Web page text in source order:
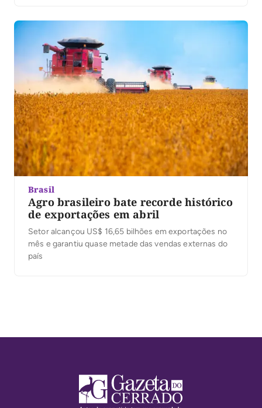
voltados à sustentabilidade, enquanto novos polos
produtivos começam a ganhar importância no cenário
internacional. No […]
Brasil
Agro brasileiro bate recorde histórico
de exportações em abril
Setor alcançou US$ 16,65 bilhões em exportações no
mês e garantiu quase metade das vendas externas do
país